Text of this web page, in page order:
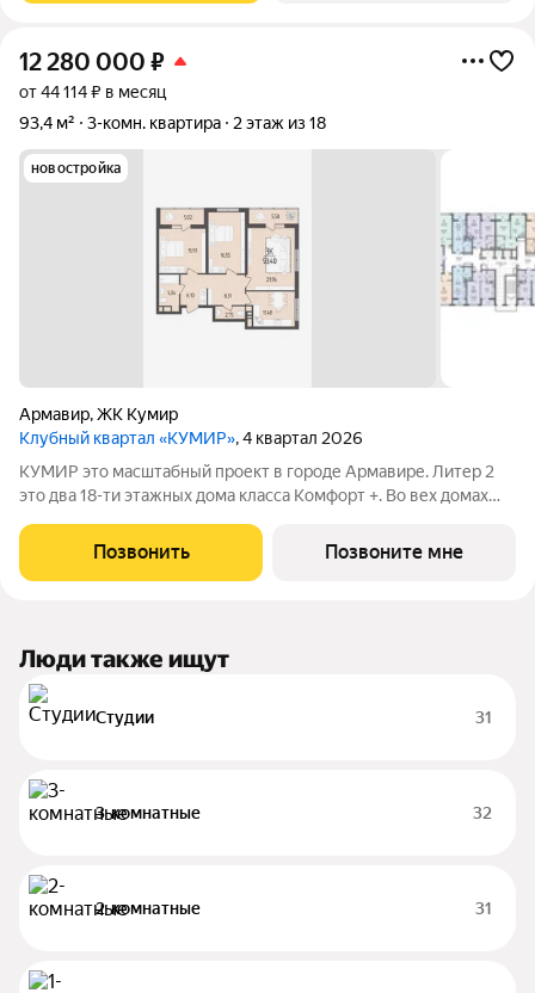
12 280 000 ₽
от 44 114 ₽ в месяц
93,4 м²
3-комн. квартира 2 этаж из 18
новостройка
Армавир,ЖК Кумир
Клубный квартал «КУМИР», 4 квартал 2026
КУМИР этo масштабный проект в городе Армавире. Литер 2
это два 18-ти этажных дома класса Комфорт +. Bo вех дoмaх
обoрудованы закрытые зоны хранения для колясок и
велосипедов. В Клубном квартале
Позвонить Позвоните мне
Люди также ищут
Студии 31
3-комнатные 32
2-комнатные 31